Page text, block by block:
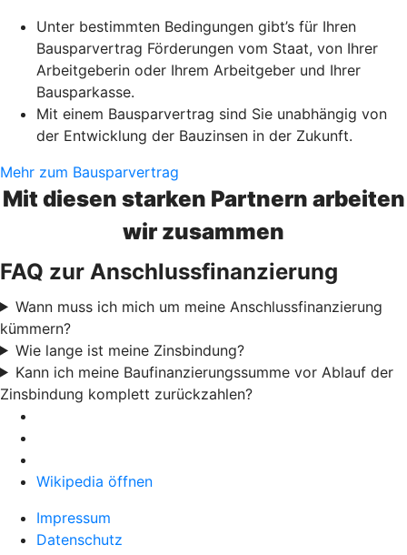
Unter bestimmten Bedingungen gibt’s für Ihren
Bausparvertrag Förderungen vom Staat, von Ihrer
Arbeitgeberin oder Ihrem Arbeitgeber und Ihrer
Bausparkasse.
Mit einem Bausparvertrag sind Sie unabhängig von
der Entwicklung der Bauzinsen in der Zukunft.
Mehr zum Bausparvertrag
Mit diesen starken Partnern arbeiten
wir zusammen
FAQ zur Anschlussfinanzierung
Wann muss ich mich um meine Anschlussfinanzierung
kümmern?
Wie lange ist meine Zinsbindung?
Kann ich meine Baufinanzierungssumme vor Ablauf der
Zinsbindung komplett zurückzahlen?
Wikipedia öffnen
Impressum
Datenschutz